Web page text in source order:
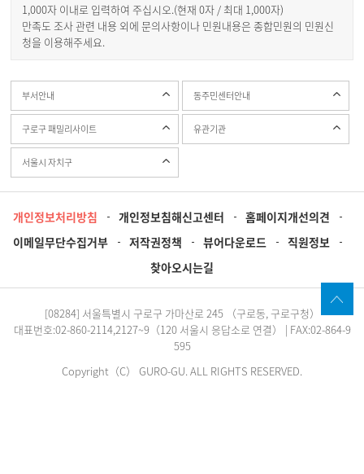
1,000자 이내로 입력하여 주십시오.(현재 0자 / 최대 1,000자)
만족도 조사 관련 내용 외에 문의사항이나 민원내용은 종합민원의 민원신
청을 이용해주세요.
부서안내 동주민센터안내
구로구 패밀리사이트 유관기관
서울시 자치구
개인정보처리방침 개인정보침해신고센터
홈페이지개선의견
이메일무단수집거부
저작권정책 뷰어다운로드
직원정보
찾아오시는길
[08284] 서울특별시 구로구 가마산로 245 （구로동, 구로구청）
대표번호:02-860-2114,2127~9（120 서울시 응답소로 연결） | FAX:02-864-9
595
Copyright（C） GURO-GU. ALL RIGHTS RESERVED.